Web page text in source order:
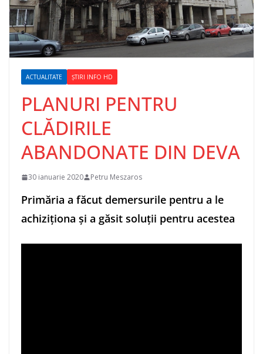
ACTUALITATE ȘTIRI INFO HD
PLANURI PENTRU
CLĂDIRILE
ABANDONATE DIN DEVA
30 ianuarie 2020 Petru Meszaros
Primăria a făcut demersurile pentru a le
achiziționa și a găsit soluții pentru acestea